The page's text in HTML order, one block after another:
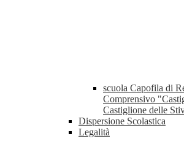
scuola Capofila di
Comprensivo
Castiglione delle
Dispersione Scolastica
Legalità